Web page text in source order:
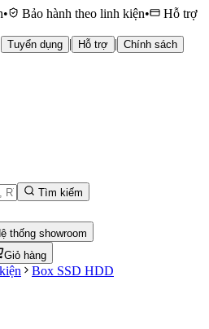
• Bảo hành theo linh kiện•
Hỗ trợ
Tuyển dụng | Hỗ trợ | Chính sách
Tìm kiếm
thống showroom
Giỏ hàng
Box SSD HDD